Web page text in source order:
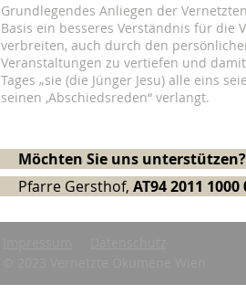
Grundlegendes Anliegen der
Basis ein besseres Verständnis für die
verbreiten, auch durch den
Veranstaltungen zu vertiefen und
Tages „sie (die Jünger Jesu) alle eins
seinen ‚Abschiedsreden“ verlangt.
Möchten Sie uns
Pfarre Gersthof, AT94 2011 1000